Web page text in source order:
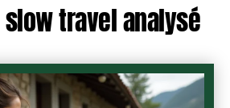
slow travel analysé